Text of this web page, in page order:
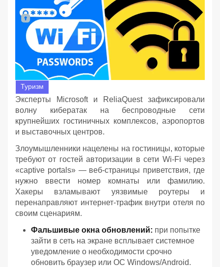
Туризм
Эксперты Microsoft и ReliaQuest зафиксировали
волну кибератак на беспроводные сети
крупнейших гостиничных комплексов, аэропортов
и выставочных центров.
Злоумышленники нацелены на гостиницы, которые
требуют от гостей авторизации в сети Wi-Fi через
«captive portals» — веб-страницы приветствия, где
нужно ввести номер комнаты или фамилию.
Хакеры взламывают уязвимые роутеры и
перенаправляют интернет-трафик внутри отеля по
своим сценариям.
Фальшивые окна обновлений: при попытке
зайти в сеть на экране всплывает системное
уведомление о необходимости срочно
обновить браузер или ОС Windows/Android.